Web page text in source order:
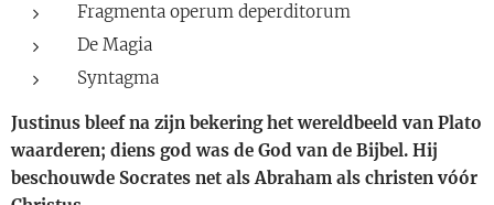
Fragmenta operum deperditorum
De Magia
Syntagma
Justinus bleef na zijn bekering het wereldbeeld van Plato
waarderen; diens god was de God van de Bijbel. Hij
beschouwde Socrates net als Abraham als christen vóór